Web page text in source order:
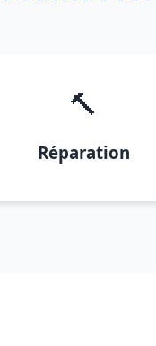
🔨
Réparation